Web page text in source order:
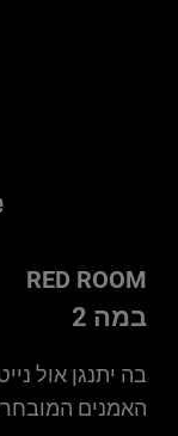
RED ROOM
במה 2
בה יתנגן אול
האמנים